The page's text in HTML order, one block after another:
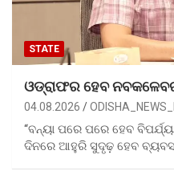
STATE
ଓଡ୍ରାଫର ହେବ
04.08.2026
“ବନ୍ୟା ପରେ ପରେ ହେବ
ଦିନରେ ଆହୁରି ସୁଦୃଢ଼ ହେବ